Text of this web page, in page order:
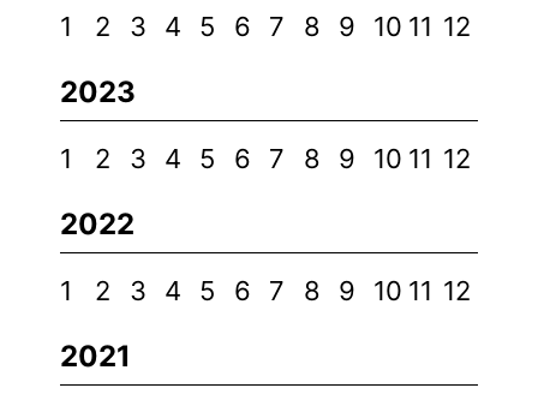
1 2 3 4 5 6 7 8 9 10 11 12
2023
1 2 3 4 5 6 7 8 9 10 11 12
2022
1 2 3 4 5 6 7 8 9 10 11 12
2021